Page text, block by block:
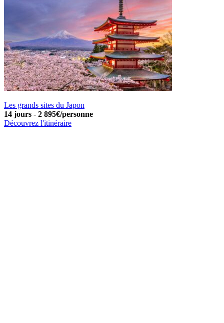
Les grands sites du Japon
14 jours - 2 895€/personne
Découvrez l'itinéraire